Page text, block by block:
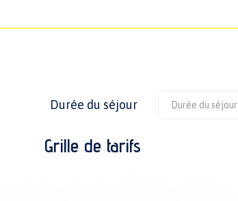
Durée du séjour Durée du séjour
Grille de tarifs